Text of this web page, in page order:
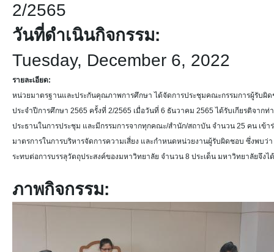
2/2565
วันที่ดำเนินกิจกรรม:
Tuesday, December 6, 2022
รายละเอียด:
หน่วยมาตรฐานและประกันคุณภาพการศึกษา ได้จัดการประชุมคณะกรรมการผู้รับ
ประจำปีการศึกษา 2565 ครั้งที่ 2/2565 เมื่อวันที่ 6 ธันวาคม 2565 ได้รับเกียรติจา
ประธานในการประชุม และมีกรรมการจากทุกคณะ/สำนัก/สถาบัน จำนวน 25 คน เข้า
มาตรการในการบริหารจัดการความเสี่ยง และกำหนดหน่วยงานผู้รับผิดชอบ ซึ่งพบ
ระทบต่อการบรรลุวัตถุประสงค์ของมหาวิทยาลัย จำนวน 8 ประเด็น มหาวิทยาลัยจึ
ภาพกิจกรรม: